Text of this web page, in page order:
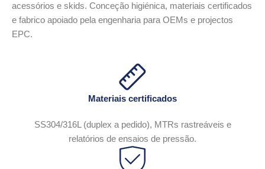
acessórios e skids. Conceção higiénica, materiais certificados
e fabrico apoiado pela engenharia para OEMs e projectos
EPC.
Materiais certificados
SS304/316L (duplex a pedido), MTRs rastreáveis e
relatórios de ensaios de pressão.